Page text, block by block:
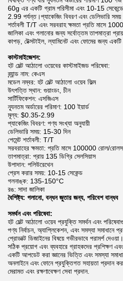
60g এর একটি গ্রাম পরিসীমা এবং 10-15
2.99 পর্যন্ত।প্যাকেজিং বিবরণ এবং ডেলিভারি সময়
শর্তাবলী T/T এবং সরবরাহ ক্ষমতা প্রতি মাসে
জালিকা এবং গলানোর জন্য সর্বোত্তম তাপমাত্রা
কাপড়, টেক্সটাইল, ল্যামিনেট এবং ফোমের জন্য
কাস্টমাইজেশন:
হট মেল্ট আঠালো ওয়েবের কাস্টমাইজড পরিষেবা:
ব্র্যান্ড নাম: কেএস
মডেল নম্বর: হট মেল্ট আঠালো ওয়েব ফিল্ম
উৎপত্তি স্থান: গুয়াংডং, চীন
সার্টিফিকেশন: এসজিএস
ন্যূনতম অর্ডারের পরিমাণ: 100 ইয়ার্ড
মূল্য: $0.35-2.99
প্যাকেজিং বিবরণ: পণ্য সংখ্যা অনুযায়ী
ডেলিভারি সময়: 15-30 দিন
পেমেন্ট শর্তাবলী: T/T
সরবরাহের ক্ষমতা: প্রতি মাসে 100000 রোল/রোলস
তাপমাত্রা: প্রায় 135 ডিগ্রি সেলসিয়াস
উপাদান: পলিউরেথেন
প্রেস করার সময়: 10-15 সেকেন্ড
গলনাঙ্ক: 135-150°C
রঙ: সাদা জালিকা
বৈশিষ্ট্য: গলানো, বন্ধন জুতার জন্য, পরিবেশ বান্ধব
সমর্থন এবং পরিষেবা:
হট মেল্ট আঠালো ওয়েব প্রযুক্তি সমর্থন এবং
পণ্য নির্বাচন, অ্যাপ্লিকেশন, এবং সমস্যা সমাধানে
প্রোডাক্ট ডিজাইনের বিষয়ে গভীরভাবে পরামর্শ দেওয়া।
সঠিক প্রয়োগ এবং ব্যবহারে গ্রাহকদের প্রশিক্ষণ
একটি আপডেট করা জ্ঞানের ভিত্তি এবং সমস্যা
অনলাইনে এবং ফোনে প্রযুক্তিগত সহায়তা প্রদান
মেরামত এবং রক্ষণাবেক্ষণ সেবা প্রদান.